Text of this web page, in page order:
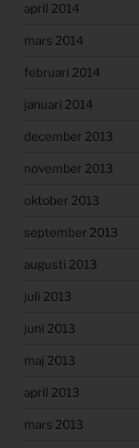
april 2014
mars 2014
februari 2014
januari 2014
december 2013
november 2013
oktober 2013
september 2013
augusti 2013
juli 2013
juni 2013
maj 2013
april 2013
mars 2013